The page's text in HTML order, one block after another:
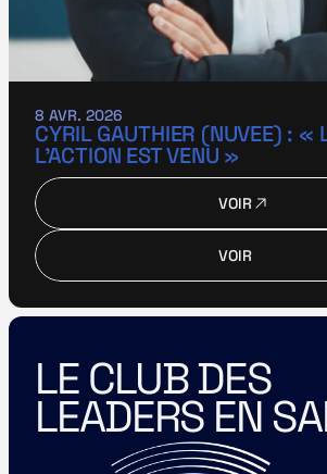
8 AVR. 2026
CYRIL GAUTHIER (NUVEE) : «
L’ACTION EST VENU »
VOIR
VOIR
LE CLUB DES
LEADERS EN